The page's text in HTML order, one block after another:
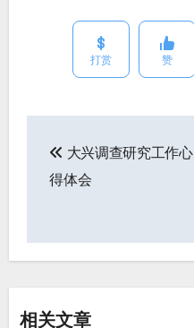
打赏 赞
文
章
航
大兴调查研究工作心
得体会
相关文章